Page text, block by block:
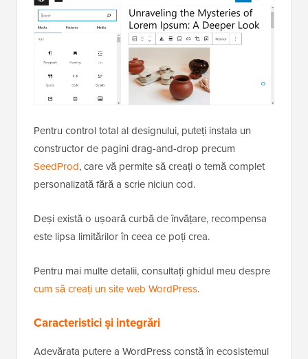
Pentru control total al designului, puteți instala un
constructor de pagini drag-and-drop precum
SeedProd, care vă permite să creați o temă complet
personalizată fără a scrie niciun cod.
Deși există o ușoară curbă de învățare, recompensa
este lipsa limitărilor în ceea ce poți crea.
Pentru mai multe detalii, consultați ghidul meu despre
cum să creați un site web WordPress.
Caracteristici și integrări
Adevărata putere a WordPress constă în ecosistemul